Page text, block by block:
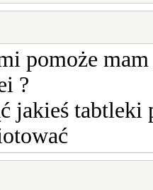
pomoże
?
jakieś